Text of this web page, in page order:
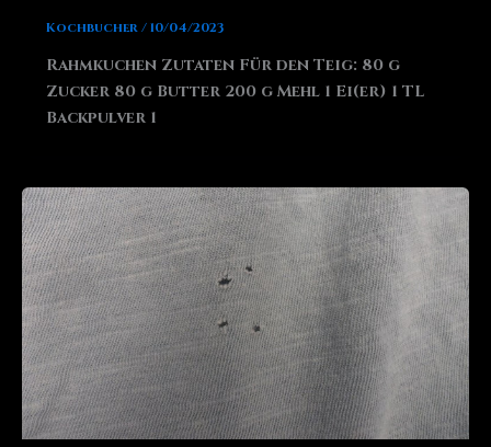
Kochbucher/10/04/2023
Rahmkuchen Zutaten Für den Teig: 80 g
Zucker 80 g Butter 200 g Mehl 1 Ei(er) 1 TL
Backpulver 1